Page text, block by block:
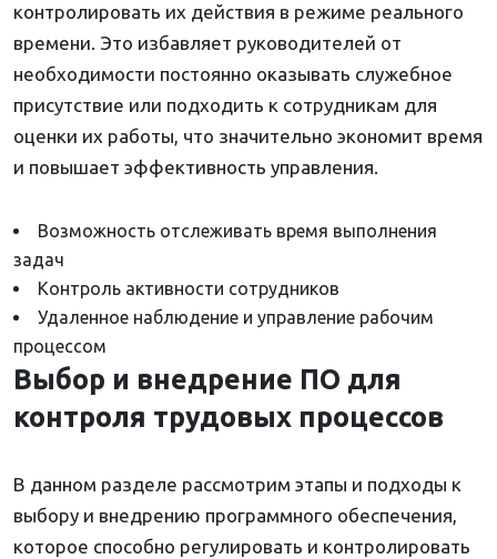
контролировать их действия в режиме реального
времени. Это избавляет руководителей от
необходимости постоянно оказывать служебное
присутствие или подходить к сотрудникам для
оценки их работы, что значительно экономит время
и повышает эффективность управления.
Возможность отслеживать время выполнения
задач
Контроль активности сотрудников
Удаленное наблюдение и управление рабочим
процессом
Выбор и внедрение ПО для
контроля трудовых процессов
В данном разделе рассмотрим этапы и подходы к
выбору и внедрению программного обеспечения,
которое способно регулировать и контролировать